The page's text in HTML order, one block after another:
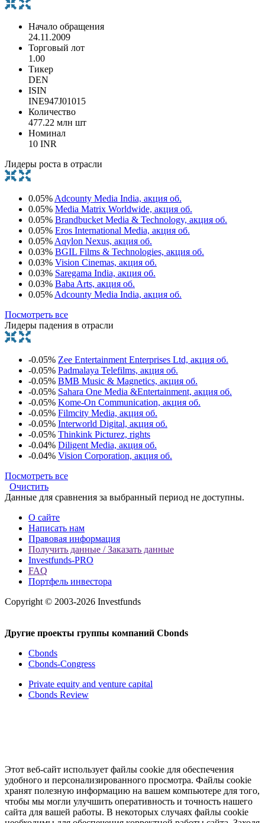
Начало обращения
24.11.2009
Торговый лот
1.00
Тикер
DEN
ISIN
INE947J01015
Количество
477.22 млн шт
Номинал
10 INR
Лидеры роста в отрасли
0.05% Adcounty Media India, акция об.
0.05% Media Matrix Worldwide, акция об.
0.05% Brandbucket Media & Technology, акция об.
0.05% Eros International Media, акция об.
0.05% Aqylon Nexus, акция об.
0.03% BGIL Films & Technologies, акция об.
0.03% Vision Cinemas, акция об.
0.03% Saregama India, акция об.
0.03% Baba Arts, акция об.
0.05% Adcounty Media India, акция об.
Посмотреть все
Лидеры падения в отрасли
-0.05% Zee Entertainment Enterprises Ltd, акция об.
-0.05% Padmalaya Telefilms, акция об.
-0.05% BMB Music & Magnetics, акция об.
-0.05% Sahara One Media &Entertainment, акция об.
-0.05% Kome-On Communication, акция об.
-0.05% Filmcity Media, акция об.
-0.05% Interworld Digital, акция об.
-0.05% Thinkink Picturez, rights
-0.04% Diligent Media, акция об.
-0.04% Vision Corporation, акция об.
Посмотреть все
Очистить
Данные для сравнения за выбранный период не доступны.
О сайте
Написать нам
Правовая информация
Получить данные / Заказать данные
Investfunds-PRO
FAQ
Портфель инвестора
Copyright © 2003-2026 Investfunds
Другие проекты группы компаний Cbonds
Cbonds
Cbonds-Congress
Private equity and venture capital
Cbonds Review
Этот веб-сайт использует файлы cookie для обеспечения
удобного и персонализированного просмотра. Файлы cookie
хранят полезную информацию на вашем компьютере для того,
чтобы мы могли улучшить оперативность и точность нашего
сайта для вашей работы. В некоторых случаях файлы cookie